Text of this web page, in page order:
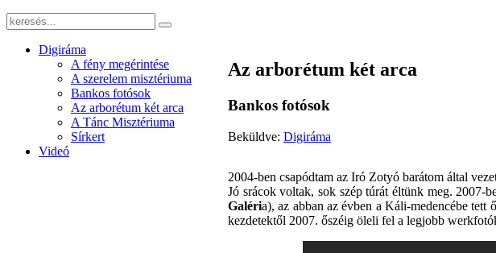
Az arborétum két arca
Bankos fotósok
Beküldve: Digiráma
2004-ben csapódtam az Iró Zotyó barátom által
Jó srácok voltak, sok szép túrát éltünk meg. 2007-
Galéria), az abban az évben a Káli-medencébe
kezdetektől 2007. őszéig öleli fel a legjobb
Digiráma
A fény megérintése
A szerelem misztériuma
Bankos fotósok
Az arborétum két arca
A Tánc Misztériuma
Sírkert
Videó